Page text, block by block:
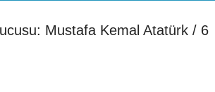
Mustafa Kemal Atatürk / 6